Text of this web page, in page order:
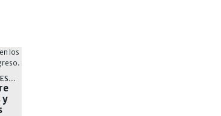
JORNADA DE PROTESTA
y